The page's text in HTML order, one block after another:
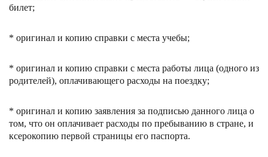
билет;
* оригинал и копию справки с места учебы;
* оригинал и копию справки с места работы лица (одного из
родителей), оплачивающего расходы на поездку;
* оригинал и копию заявления за подписью данного лица о
том, что он оплачивает расходы по пребыванию в стране, и
ксерокопию первой страницы его паспорта.